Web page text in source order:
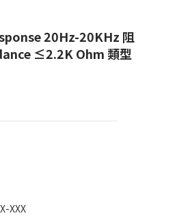
20Hz-20KHz 阻
≤2.2K Ohm 類型
XXX